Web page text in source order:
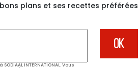
plans et ses recettes préférées
INTERNATIONAL. Vous